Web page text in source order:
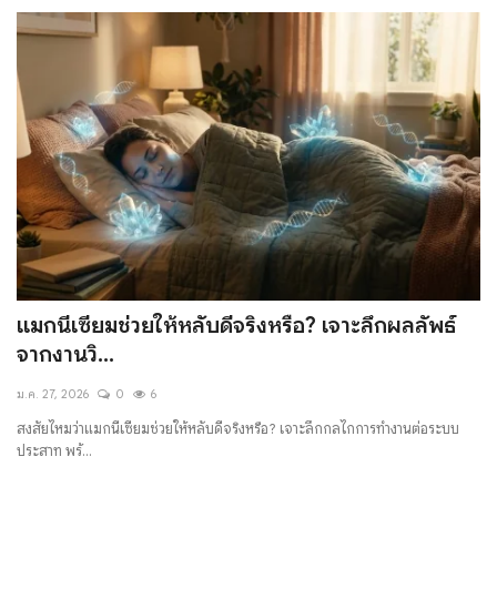
แมกนีเซียมช่วยให้หลับดีจริงหรือ? เจาะลึกผลลัพธ์
จากงานวิ...
ม.ค. 27, 2026 0 6
สงสัยไหมว่าแมกนีเซียมช่วยให้หลับดีจริงหรือ? เจาะลึกกลไกการทำงานต่อระบบ
ประสาท พร้...